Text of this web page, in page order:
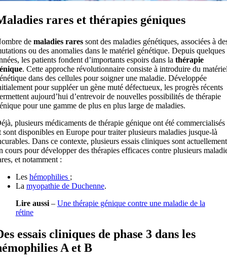
rares et thérapies géniques
de maladies raressont des maladies génétiques, associées à
ou des anomalies dans le matériel génétique. Depuis quelques
les patients fondent d’importants espoirs dans la thérapie
. Cette approche révolutionnaire consiste à introduire du
dans des cellules pour soigner une maladie. Développée
pour suppléer un gène muté défectueux, les progrès récents
aujourd’hui d’entrevoir de nouvelles possibilités de thérapie
pour une gamme de plus en plus large de maladies.
plusieurs médicaments de thérapie génique ont été commercialisés
sont disponibles en Europe pour traiter plusieurs maladies jusque-là
Dans ce contexte, plusieurs essais cliniques sont actuellement
cours pour développer des thérapies efficaces contre plusieurs
et notamment :
Les hémophilies ;
La myopathie de Duchenne.
Lire aussi– Une thérapie génique contre une maladie de la
rétine
essais cliniques de phase 3 dans les
A et B